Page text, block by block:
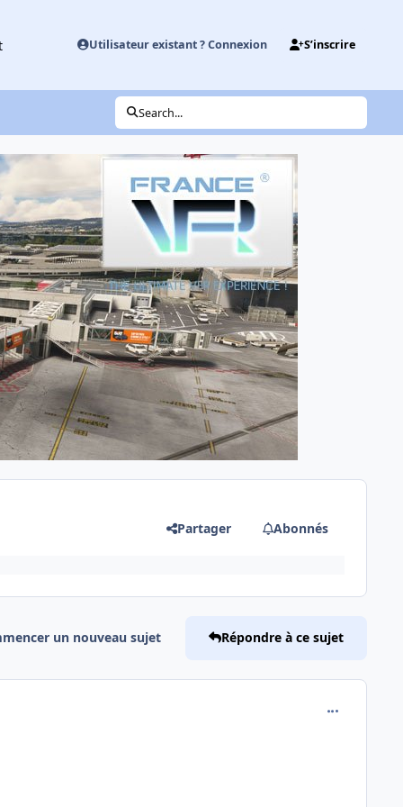
Utilisateur existant ? Connexion S’inscrire
Search...
Partager Abonnés
un nouveau sujet Répondre à ce sujet